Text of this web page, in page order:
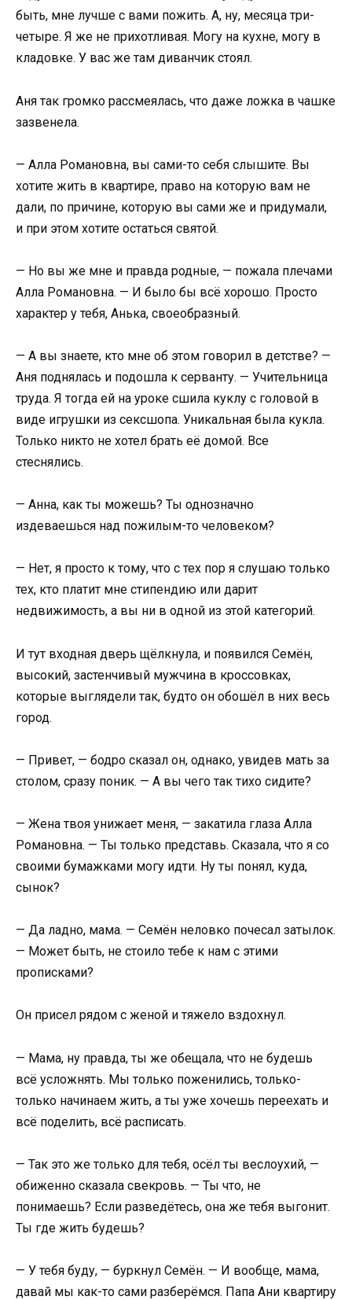
быть, мне лучше с вами пожить. А, ну, месяца три-
четыре. Я же не прихотливая. Могу на кухне, могу в
кладовке. У вас же там диванчик стоял.
Аня так громко рассмеялась, что даже ложка в чашке
зазвенела.
— Алла Романовна, вы сами-то себя слышите. Вы
хотите жить в квартире, право на которую вам не
дали, по причине, которую вы сами же и придумали,
и при этом хотите остаться святой.
— Но вы же мне и правда родные, — пожала плечами
Алла Романовна. — И было бы всё хорошо. Просто
характер у тебя, Анька, своеобразный.
— А вы знаете, кто мне об этом говорил в детстве? —
Аня поднялась и подошла к серванту. — Учительница
труда. Я тогда ей на уроке сшила куклу с головой в
виде игрушки из сексшопа. Уникальная была кукла.
Только никто не хотел брать её домой. Все
стеснялись.
— Анна, как ты можешь? Ты однозначно
издеваешься над пожилым-то человеком?
— Нет, я просто к тому, что с тех пор я слушаю только
тех, кто платит мне стипендию или дарит
недвижимость, а вы ни в одной из этой категорий.
И тут входная дверь щёлкнула, и появился Семён,
высокий, застенчивый мужчина в кроссовках,
которые выглядели так, будто он обошёл в них весь
город.
— Привет, — бодро сказал он, однако, увидев мать за
столом, сразу поник. — А вы чего так тихо сидите?
— Жена твоя унижает меня, — закатила глаза Алла
Романовна. — Ты только представь. Сказала, что я со
своими бумажками могу идти. Ну ты понял, куда,
сынок?
— Да ладно, мама. — Семён неловко почесал затылок.
— Может быть, не стоило тебе к нам с этими
прописками?
Он присел рядом с женой и тяжело вздохнул.
— Мама, ну правда, ты же обещала, что не будешь
всё усложнять. Мы только поженились, только-
только начинаем жить, а ты уже хочешь переехать и
всё поделить, всё расписать.
— Так это же только для тебя, осёл ты веслоухий, —
обиженно сказала свекровь. — Ты что, не
понимаешь? Если разведётесь, она же тебя выгонит.
Ты где жить будешь?
— У тебя буду, — буркнул Семён. — И вообще, мама,
давай мы как-то сами разберёмся. Папа Ани квартиру